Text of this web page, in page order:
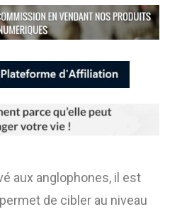
aux anglophones, il est
de cibler au niveau